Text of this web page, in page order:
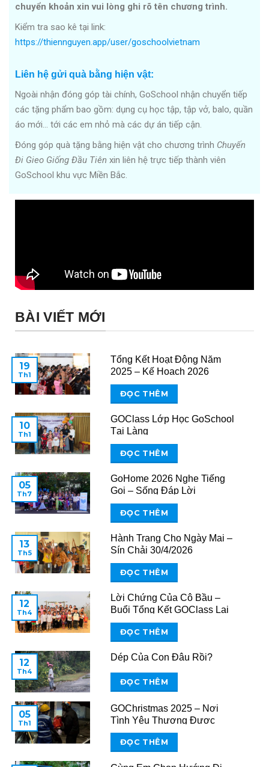
chuyển khoản xin vui lòng ghi rõ tên chương trình.
Kiểm tra sao kê tại link:
https://thiennguyen.app/user/goschoolvietnam
Liên hệ gửi quà bằng hiện vật:
Ngoài nhận đóng góp tài chính, GoSchool nhận chuyển tiếp
các tặng phẩm bao gồm: dụng cụ học tập, tập vở, balo, quần
áo mới… tới các em nhỏ mà các dự án tiếp cận.
Đóng góp quà tặng bằng hiện vật cho chương trình Chuyến
Đi Gieo Giống Đầu Tiên xin liên hệ trực tiếp thành viên
GoSchool khu vực Miền Bắc.
BÀI VIẾT MỚI
Tổng Kết Hoạt Động Năm
2025 – Kế Hoạch 2026
ĐỌC THÊM
19
Th1
GOClass Lớp Học GoSchool
Tại Làng
ĐỌC THÊM
10
Th1
GoHome 2026 Nghe Tiếng
Gọi – Sống Đáp Lời
ĐỌC THÊM
05
Th7
Hành Trang Cho Ngày Mai –
Sín Chải 30/4/2026
ĐỌC THÊM
13
Th5
Lời Chứng Của Cô Bầu –
Buổi Tổng Kết GOClass Lai
Châu 2026
ĐỌC THÊM
12
Th4
Dép Của Con Đâu Rồi?
ĐỌC THÊM
12
Th4
GOChristmas 2025 – Nơi
Tình Yêu Thương Được
Chia Sẻ
ĐỌC THÊM
05
Th1